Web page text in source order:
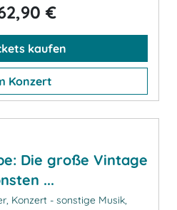
€
kaufen
Konzert
Die große Vintage
...
Konzert - sonstige Musik,